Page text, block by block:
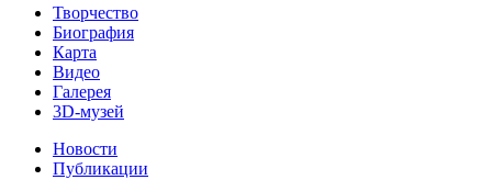
Close
Menu
Творчество
Биография
Карта
Видео
Галерея
3D-музей
Новости
Публикации